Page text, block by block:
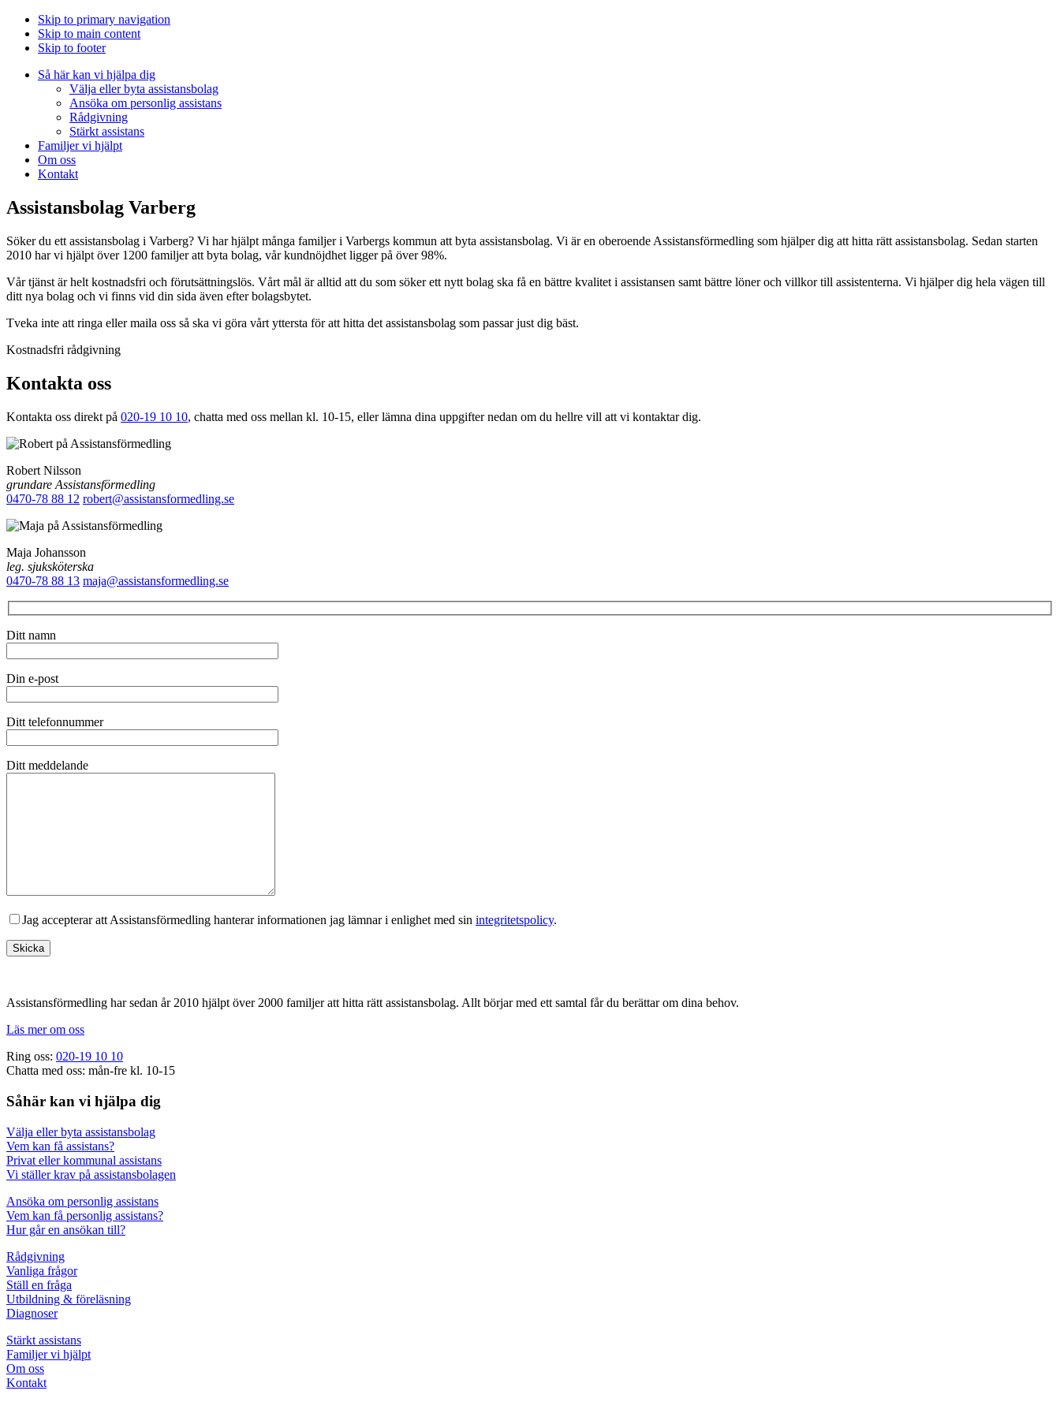
Skip to primary navigation
Skip to main content
Skip to footer
Så här kan vi hjälpa dig
Välja eller byta assistansbolag
Ansöka om personlig assistans
Rådgivning
Stärkt assistans
Familjer vi hjälpt
Om oss
Kontakt
Assistansbolag Varberg
Söker du ett assistansbolag i Varberg? Vi har hjälpt många familjer i Varbergs kommun att byta assistansbolag. Vi är en oberoende Assistansförmedling som hjälper dig att hitta rätt assistansbolag. Sedan starten
2010 har vi hjälpt över 1200 familjer att byta bolag, vår kundnöjdhet ligger på över 98%.
Vår tjänst är helt kostnadsfri och förutsättningslös. Vårt mål är alltid att du som söker ett nytt bolag ska få en bättre kvalitet i assistansen samt bättre löner och villkor till assistenterna. Vi hjälper dig hela vägen till
ditt nya bolag och vi finns vid din sida även efter bolagsbytet.
Tveka inte att ringa eller maila oss så ska vi göra vårt yttersta för att hitta det assistansbolag som passar just dig bäst.
Kostnadsfri rådgivning
Kontakta oss
Kontakta oss direkt på 020-19 10 10, chatta med oss mellan kl. 10-15, eller lämna dina uppgifter nedan om du hellre vill att vi kontaktar dig.
Robert Nilsson
grundare Assistansförmedling
0470-78 88 12 robert@assistansformedling.se
Maja Johansson
leg. sjuksköterska
0470-78 88 13 maja@assistansformedling.se
Ditt namn
Din e-post
Ditt telefonnummer
Ditt meddelande
Jag accepterar att Assistansförmedling hanterar informationen jag lämnar i enlighet med sin integritetspolicy.
Assistansförmedling har sedan år 2010 hjälpt över 2000 familjer att hitta rätt assistansbolag. Allt börjar med ett samtal får du berättar om dina behov.
Läs mer om oss
Ring oss: 020-19 10 10
Chatta med oss: mån-fre kl. 10-15
Såhär kan vi hjälpa dig
Välja eller byta assistansbolag
Vem kan få assistans?
Privat eller kommunal assistans
Vi ställer krav på assistansbolagen
Ansöka om personlig assistans
Vem kan få personlig assistans?
Hur går en ansökan till?
Rådgivning
Vanliga frågor
Ställ en fråga
Utbildning & föreläsning
Diagnoser
Stärkt assistans
Familjer vi hjälpt
Om oss
Kontakt